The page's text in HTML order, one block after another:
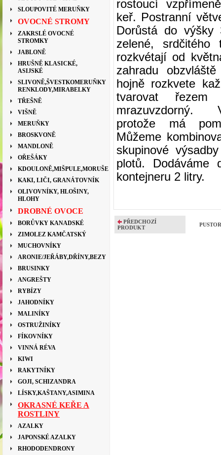
SLOUPOVITÉ MERUŇKY
OVOCNÉ STROMY
ZAKRSLÉ OVOCNÉ
STROMKY
JABLONĚ
HRUŠNĚ KLASICKÉ,
ASIJSKÉ
SLIVONĚ,ŠVESTKOMERUŇKY
RENKLODY,MIRABELKY
TŘEŠNĚ
VIŠNĚ
MERUŇKY
BROSKVONĚ
MANDLONĚ
OŘEŠÁKY
KDOULONĚ,MIŠPULE,MORUŠE
KAKI, LIČI, GRANÁTOVNÍK
OLIVOVNÍKY, HLOŠINY,
HLOHY
DROBNÉ OVOCE
BORŮVKY KANADSKÉ
ZIMOLEZ KAMČATSKÝ
MUCHOVNÍKY
ARONIE/JEŘÁBY,DŘÍNY,BEZY
BRUSINKY
ANGREŠTY
RYBÍZY
JAHODNÍKY
MALINÍKY
OSTRUŽINÍKY
FÍKOVNÍKY
VINNÁ RÉVA
KIWI
RAKYTNÍKY
GOJI, SCHIZANDRA
LÍSKY,KAŠTANY,ASIMINA
OKRASNÉ KEŘE A
ROSTLINY
AZALKY
JAPONSKÉ AZALKY
RHODODENDRONY
rostoucí
keř. Postranní
Dorůstá do
zelené, srdčitého
rozkvétají od
zahradu
hojně rozkvete
tvarovat
mrazuvzdorný.
protože má
Můžeme
skupinové
plotů. Dodáváme
kontejneru 2 litry.
PŘEDCHOZÍ
PRODUKT